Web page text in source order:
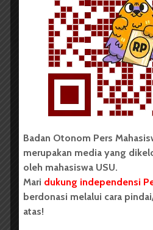
Redaksi 1 menit waktu baca
SUARA USU TV
SOMAL Adakan
Rektor USU
Reporter: Adinda Zahra
Widiya Hastuti dan Yulia
Zahra Noviyanti Pada 2 Mei
Mahasiswa Sumut
Badan Otonom Pers
merupakan media yang
oleh mahasiswa USU.
Mari dukung independensi
berdonasi melalui cara
atas!